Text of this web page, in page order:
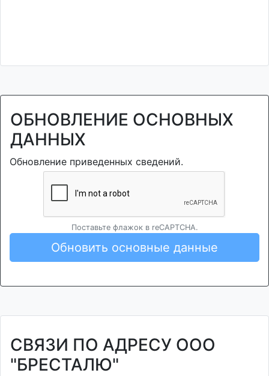
ОБНОВЛЕНИЕ ОСНОВНЫХ
ДАННЫХ
Обновление приведенных сведений.
Поставьте флажок в reCAPTCHA.
Обновить основные данные
СВЯЗИ ПО АДРЕСУ ООО
"БРЕСТАЛЮ"